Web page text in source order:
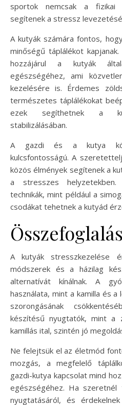
sportok nemcsak a fizikai
segítenek a stressz
A kutyák számára fontos,
minőségű táplálékot
hozzájárul a kutyák
egészségéhez, ami
kezelésére is. Érdemes
természetes táplálékokat
ezek segíthetnek a
stabilizálásában.
A gazdi és a kutya
kulcsfontosságú. A
közös élmények segítenek a
a stresszes
technikák, mint például a
csodákat tehetnek a kutyád
Összefoglalás
A kutyák stresszkezelése
módszerek és a házilag
alternatívát kínálnak. A
használata, mint a kamilla és
szorongásának
készítésű nyugtatók, mint a
kamillás ital, szintén jó
Ne felejtsük el az életmód
mozgás, a megfelelő
gazdi-kutya kapcsolat mind
egészségéhez. Ha
nyugtatásáról, és